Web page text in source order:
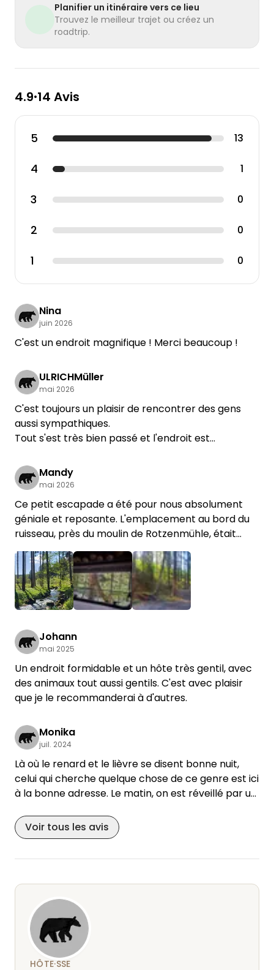
Planifier un itinéraire vers ce lieu
Trouvez le meilleur trajet ou créez un
roadtrip.
4.9•14 Avis
5 13
4 1
3 0
2 0
1 0
Nina
juin 2026
C'est un endroit magnifique ! Merci beaucoup !
ULRICHMüller
mai 2026
C'est toujours un plaisir de rencontrer des gens
aussi sympathiques.
Tout s'est très bien passé et l'endroit est
Mandy
mai 2026
Ce petit escapade a été pour nous absolument
géniale et reposante. L'emplacement au bord du
ruisseau, près du moulin de Rotzenmühle, était
incroyablement calme. Personne ne passe par là
pour nous déranger. Donc, si vous souhaitez vous
déconnecter et vous évader du stress du
quotidien, nous vous recommandons vivement cet
emplacement.
Johann
mai 2025
Un endroit formidable et un hôte très gentil, avec
des animaux tout aussi gentils. C'est avec plaisir
que je le recommanderai à d'autres.
Monika
juil. 2024
Là où le renard et le lièvre se disent bonne nuit,
celui qui cherche quelque chose de ce genre est ici
à la bonne adresse. Le matin, on est réveillé par un
de faire du feu.
Nous y reviendrons volontiers.
Voir tous les avis
HÔTE·SSE